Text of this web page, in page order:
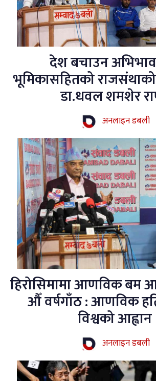
देश बचाउन
भूमिकासहितको राजसंथाको
डा.धवल शमशेर
अनलाइन डबली
हिरोसिमामा आणविक बम
औँ वर्षगाँठ : आणविक
विश्वको आह्वान
अनलाइन डबली